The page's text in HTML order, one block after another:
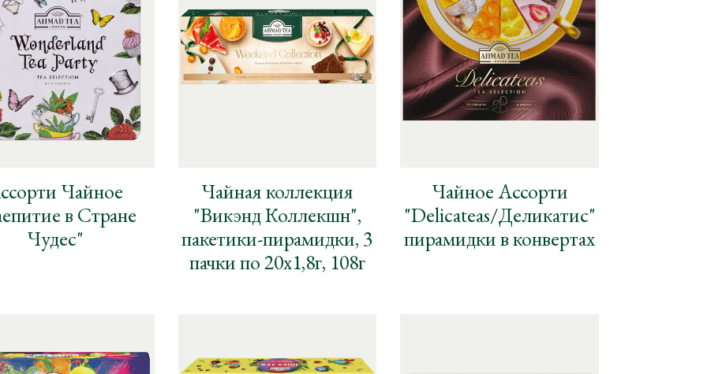
Чайное
в Стране
Чудес"
Чайная коллекция
"Викэнд Коллекшн",
пакетики-пирамидки, 3
пачки по 20х1,8г, 108г
Чайное Ассорти
"Delicateas/Деликатис"
пирамидки в конвертах